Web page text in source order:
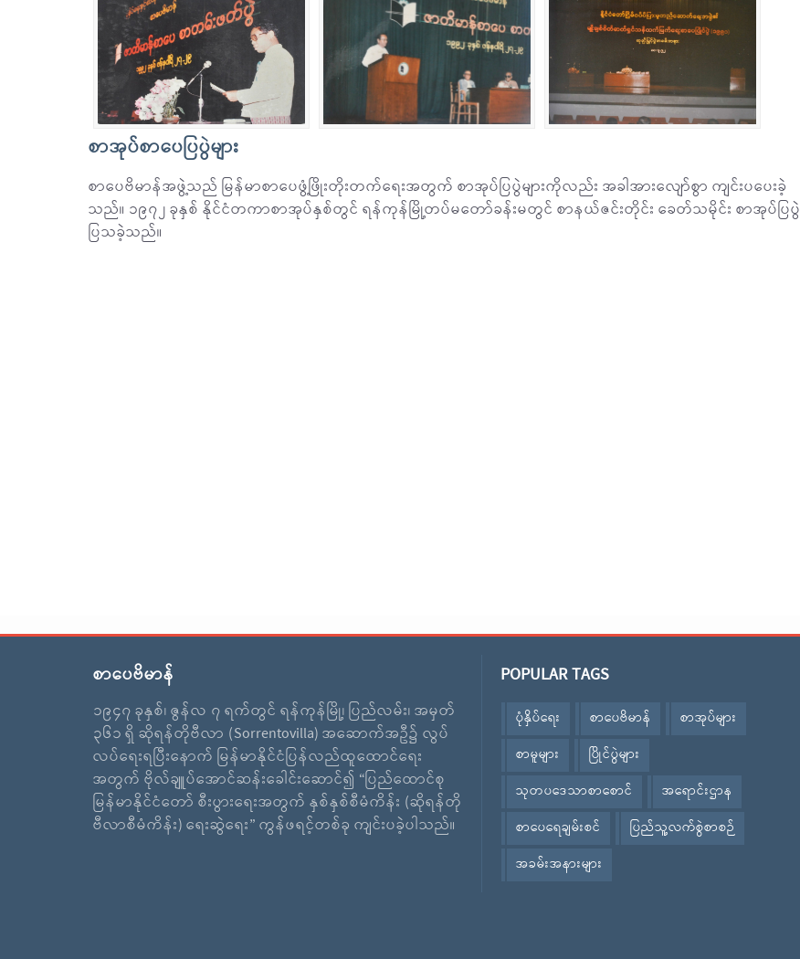
စာအုပ်စာပေပြပွဲများ
စာပေဗိမာန်အဖွဲ့သည် မြန်မာစာပေဖွံ့ဖြိုးတိုးတက်ရေးအတွက် စာအုပ်ပြပွဲများကိုလည်း အခါအားလျော်စွာ ကျင်းပပေးခဲ့
သည်။ ၁၉၇၂ ခုနှစ် နိုင်ငံတကာစာအုပ်နှစ်တွင် ရန်ကုန်မြို့တပ်မတော်ခန်းမတွင် စာနယ်ဇင်းတိုင်း ခေတ်သမိုင်း စာအုပ်ပြပွဲ
ပြသခဲ့သည်။
စာပေဗိမာန်
၁၉၄၇ ခုနှစ်၊ ဇွန်လ ၇ ရက်တွင် ရန်ကုန်မြို့၊ ပြည်လမ်း၊ အမှတ်
၃၆၁ ရှိ ဆိုရန်တိုဗီလာ (Sorrentovilla) အဆောက်အဦ၌ လွပ်
လပ်ရေးရပြီးနောက် မြန်မာနိုင်ငံပြန်လည်ထူထောင်ရေး
အတွက် ဗိုလ်ချူပ်အောင်ဆန်းခေါင်းဆောင်၍ “ပြည်ထောင်စု
မြန်မာနိုင်ငံတော် စီးပွားရေးအတွက် နှစ်နှစ်စီမံကိန်း (ဆိုရန်တို
ဗီလာစီမံကိန်း) ရေးဆွဲရေး” ကွန်ဖရင့်တစ်ခု ကျင်းပခဲ့ပါသည်။
POPULAR TAGS
ပုံနှိပ်ရေး စာပေဗိမာန်
စာအုပ်များ
စာမူများ
ပြိုင်ပွဲများ
သုတပဒေသာစာစောင်
အရောင်းဌာန
စာပေရေချမ်းစင်
ပြည်သူ့လက်စွဲစာစဉ်
အခမ်းအနားများ